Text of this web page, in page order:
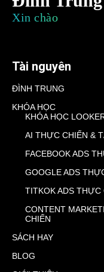
Xin chào
Tài nguyên
ĐÌNH TRUNG
KHÓA HỌC
KHÓA HỌC
AI THỰC CHIẾN &
FACEBOOK ADS
GOOGLE ADS
TITKOK ADS
CONTENT
CHIẾN
SÁCH HAY
BLOG